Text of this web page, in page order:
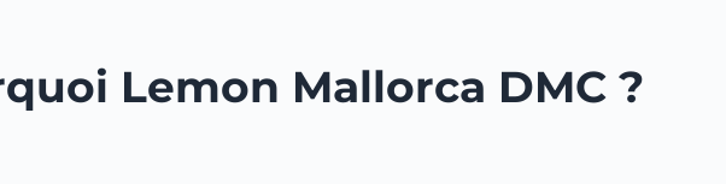
Lemon Mallorca DMC ?